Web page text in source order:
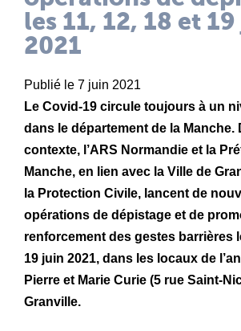
les 11, 12, 18 et
2021
Publié le 7 juin 2021
Le Covid-19 circule toujours à un
dans le département de la Manche.
contexte, l’ARS Normandie et la
Manche, en lien avec la Ville de
la Protection Civile, lancent de
opérations de dépistage et de
renforcement des gestes barrières
19 juin 2021, dans les locaux de
Pierre et Marie Curie (5 rue Saint-
Granville.